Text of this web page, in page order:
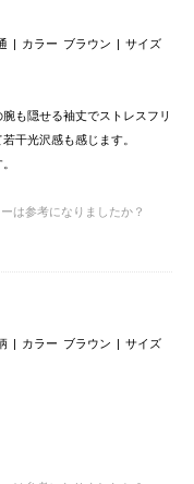
カラー ブラウン
サイズ
も隠せる袖丈でストレスフリ
干光沢感も感じます。
は参考になりましたか？
カラー ブラウン
サイズ